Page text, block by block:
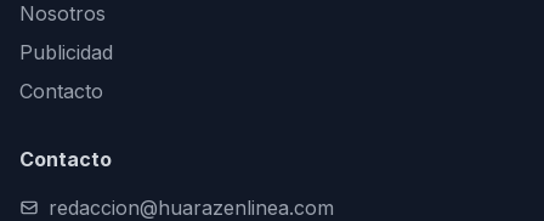
Nosotros
Publicidad
Contacto
Contacto
redaccion@huarazenlinea.com